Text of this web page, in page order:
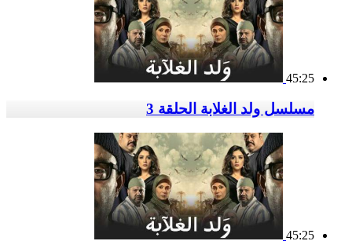
45:25
مسلسل ولد الغلابة الحلقة 3
45:25